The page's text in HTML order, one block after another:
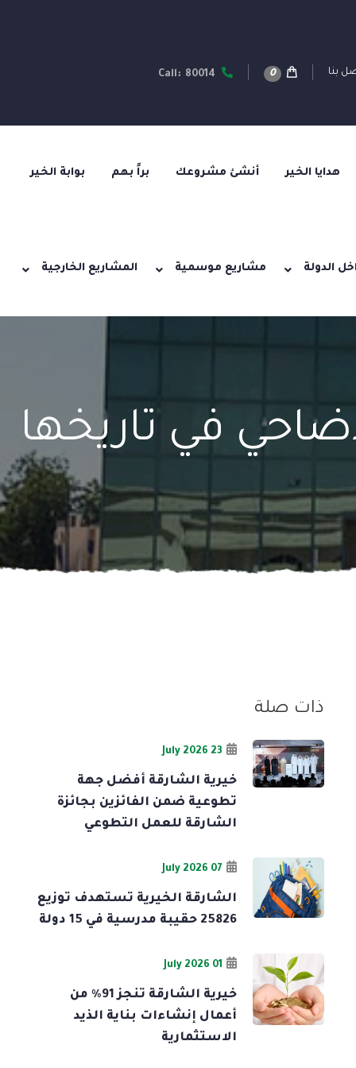
بنا 0
بوابة الخير براً بهم أنشئ مشروعك هدايا الخير
المشاريع الخارجية مشاريع موسمية الدولة
في تاريخها
ذات صلة
23 July 2026
خيرية الشارقة أفضل جهة
تطوعية ضمن الفائزين بجائزة
الشارقة للعمل التطوعي
07 July 2026
الشارقة الخيرية تستهدف توزيع
25826 حقيبة مدرسية في 15 دولة
01 July 2026
خيرية الشارقة تنجز 91% من
أعمال إنشاءات بناية الذيد
الاستثمارية